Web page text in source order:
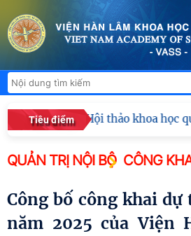
Tiêu điểm Hội thảo khoa học
QUẢN TRỊ NỘI BỘ CÔNG
Công bố công khai dự toán chi NSNN
năm 2025 của Viện